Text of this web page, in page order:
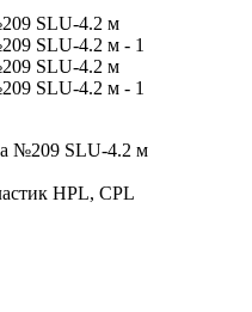
№209 SLU-4.2 м
HPL, CPL